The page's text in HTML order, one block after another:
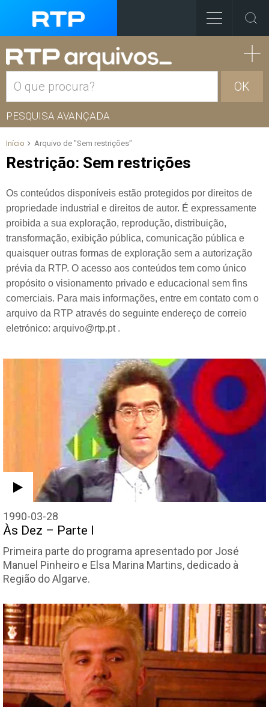
OK
PESQUISA AVANÇADA
Início Arquivo de "Sem restrições"
Restrição: Sem restrições
Os conteúdos disponíveis estão protegidos por direitos de
propriedade industrial e direitos de autor. É expressamente
proibida a sua exploração, reprodução, distribuição,
transformação, exibição pública, comunicação pública e
quaisquer outras formas de exploração sem a autorização
prévia da RTP. O acesso aos conteúdos tem como único
propósito o visionamento privado e educacional sem fins
comerciais. Para mais informações, entre em contato com o
arquivo da RTP através do seguinte endereço de correio
eletrónico: arquivo@rtp.pt .
1990-03-28
Às Dez – Parte I
Primeira parte do programa apresentado por José
Manuel Pinheiro e Elsa Marina Martins, dedicado à
Região do Algarve.